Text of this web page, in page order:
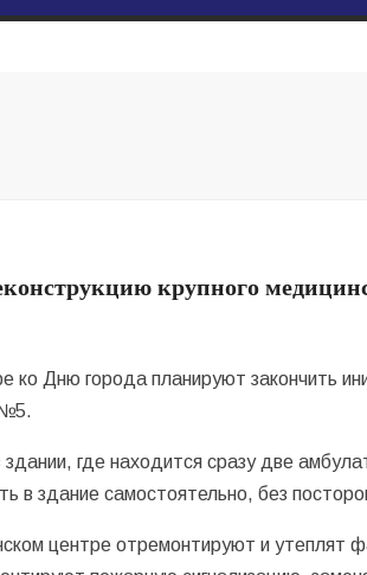
крупного
ко Дню города планируют закончить
№5.
где находится сразу две
в здание самостоятельно, без
центре отремонтируют и утеплят